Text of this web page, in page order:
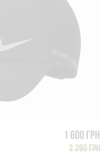
1 600 грн
2 290 грн